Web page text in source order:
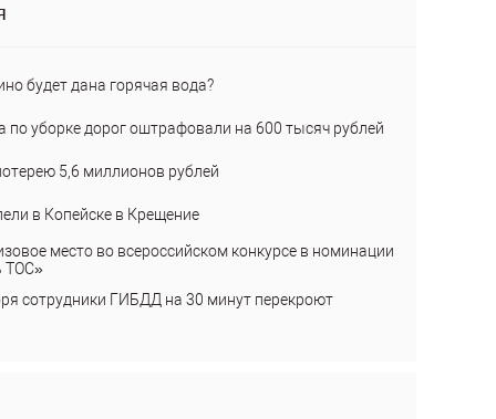
будет дана горячая вода?
по уборке дорог оштрафовали на 600 тысяч рублей
5,6 миллионов рублей
в Копейске в Крещение
место во всероссийском конкурсе в номинации
ТОС»
сотрудники ГИБДД на 30 минут перекроют